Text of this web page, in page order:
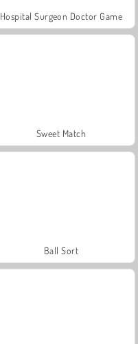
Hospital Surgeon Doctor Game
Sweet Match
Ball Sort